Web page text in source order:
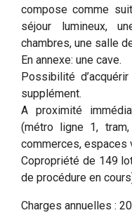
compose comme
séjour lumineux,
chambres, une salle
En annexe: une cave.
Possibilité
supplément.
A proximité
(métro ligne 1,
commerces, espaces
Copropriété de 149
de procédure en
Charges annuelles :